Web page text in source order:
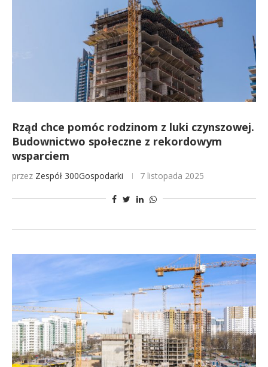
Rząd chce pomóc rodzinom z luki czynszowej.
Budownictwo społeczne z rekordowym
wsparciem
przez Zespół 300Gospodarki 7 listopada 2025